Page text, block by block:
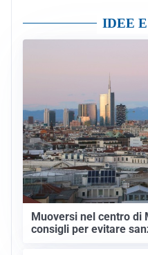
IDEE
Muoversi nel centro di
consigli per evitare